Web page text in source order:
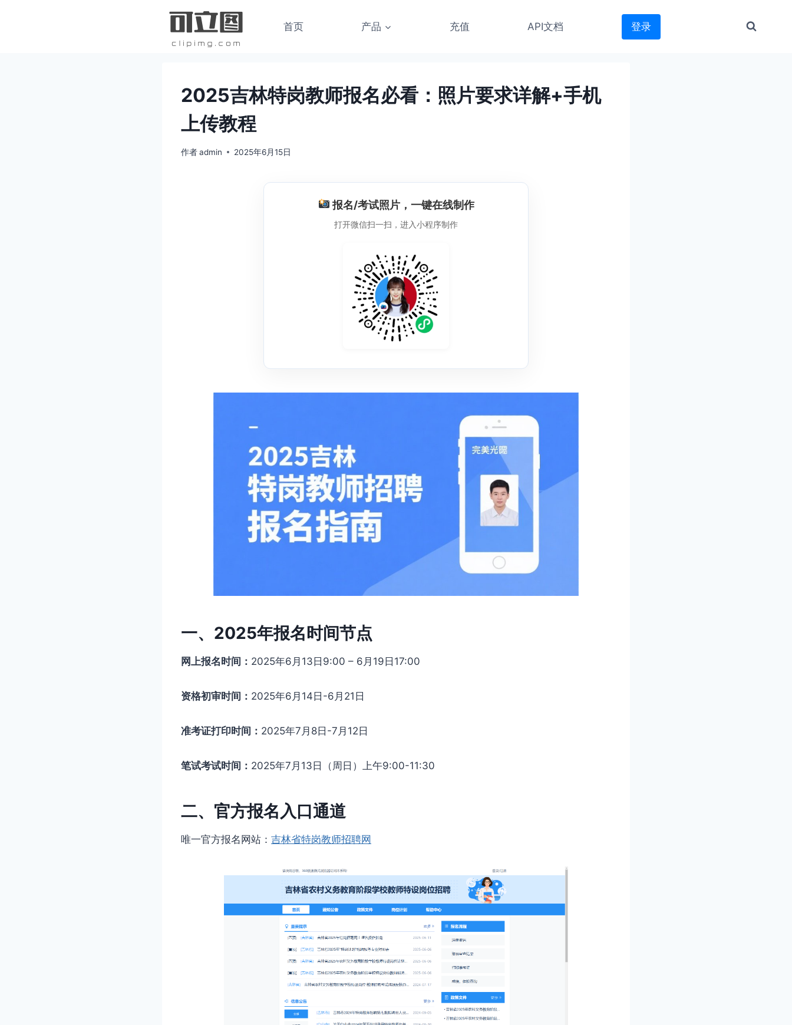
首页 产品 充值 API文档 登录
2025吉林特岗教师报名必看：照片要求详解+手机
上传教程
作者admin 2025年6月15日
报名/考试照片，一键在线制作
打开微信扫一扫，进入小程序制作
一、2025年报名时间节点
网上报名时间： 2025年6月13日9:00 – 6月19日17:00
资格初审时间： 2025年6月14日-6月21日
准考证打印时间： 2025年7月8日-7月12日
笔试考试时间： 2025年7月13日（周日）上午9:00-11:30
二、官方报名入口通道
唯一官方报名网站： 吉林省特岗教师招聘网